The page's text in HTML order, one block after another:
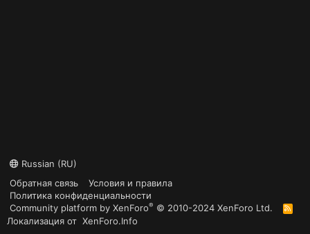
Russian (RU)
Обратная связь
Условия и правила
Политика конфиденциальности
Community platform by XenForo® © 2010-2024 XenForo Ltd.
R
S
Локализация от XenForo.Info